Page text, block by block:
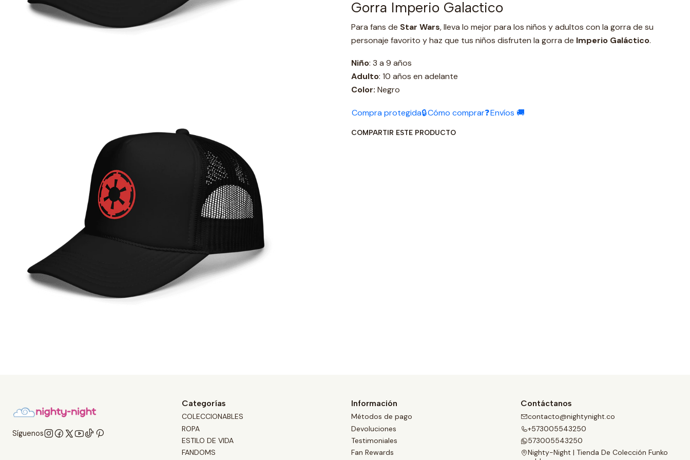
Gorra Imperio Galactico
Para fans de Star Wars, lleva lo mejor para los niños y adultos con la gorra de su
personaje favorito y haz que tus niños disfruten la gorra de Imperio Galáctico.
Niño: 3 a 9 años
Adulto: 10 años en adelante
Color: Negro
Compra protegida🔒Cómo comprar❓Envíos 🚚
COMPARTIR ESTE PRODUCTO
Síguenos
Categorías
COLECCIONABLES
ROPA
ESTILO DE VIDA
FANDOMS
Información
Métodos de pago
Devoluciones
Testimoniales
Fan Rewards
Contáctanos
contacto@nightynight.co
+573005543250
573005543250
Nighty-Night | Tienda De Colección Funko